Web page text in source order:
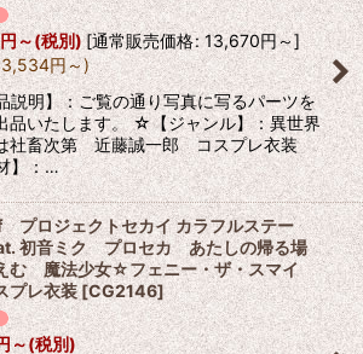
円～(税別) [通常販売価格: 13,670円～]
円～)
説明】：ご覧の通り写真に写るパーツを
品いたします。 ☆【ジャンル】：異世界
社畜次第 近藤誠一郎 コスプレ衣装
】：…
ロジェクトセカイ カラフルステー
初音ミク プロセカ あたしの帰る場
魔法少女☆フェニー・ザ・スマイ
レ衣装[CG2146]
～(税別)